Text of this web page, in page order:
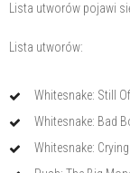
Lista utworów pojawi
Lista utworów:
Whitesnake: Still
Whitesnake: Bad
Whitesnake: